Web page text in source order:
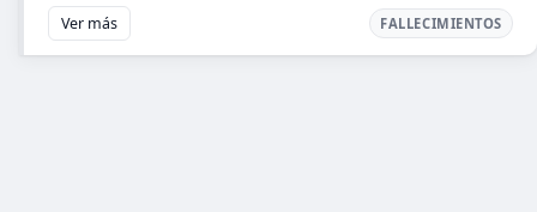
Ver más FALLECIMIENTOS